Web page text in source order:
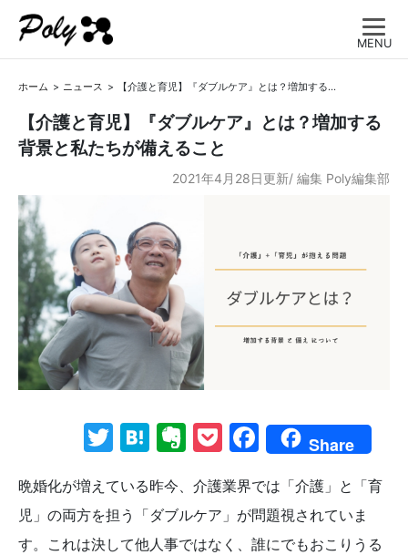
MENU
ホーム ニュース 【介護と育児】『ダブルケア』とは？増加する背景と私たちが備えること
【介護と育児】『ダブルケア』とは？増加する
背景と私たちが備えること
2021年4月28日更新/ 編集 Poly編集部
Twitter
Hatena
Evernote
Pocket
Facebook
Share
晩婚化が増えている昨今、介護業界では「介護」と「育
児」の両方を担う「ダブルケア」が問題視されていま
す。これは決して他人事ではなく、誰にでもおこりうる